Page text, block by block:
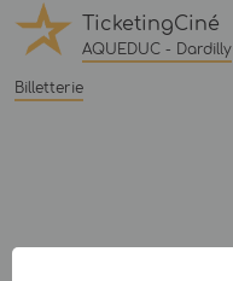
TicketingCiné
AQUEDUC - Dardilly
Billetterie